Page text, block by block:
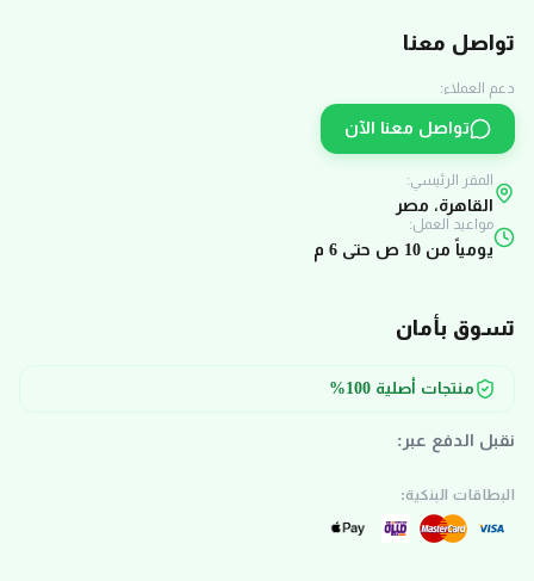
تواصل معنا
دعم العملاء:
تواصل معنا الآن
المقر الرئيسي:
القاهرة، مصر
مواعيد العمل:
يومياً من 10 ص حتى 6 م
تسوق بأمان
منتجات أصلية 100%
نقبل الدفع عبر:
البطاقات البنكية: